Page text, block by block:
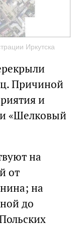
Иркутска
Причиной
и
«Шелковый
на
от
на
до